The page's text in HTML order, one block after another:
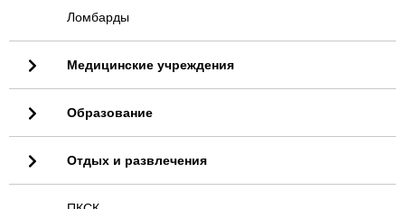
Ломбарды
Медицинские учреждения
Образование
Отдых и развлечения